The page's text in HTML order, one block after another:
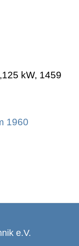
kW, 1459
1960
e.V.